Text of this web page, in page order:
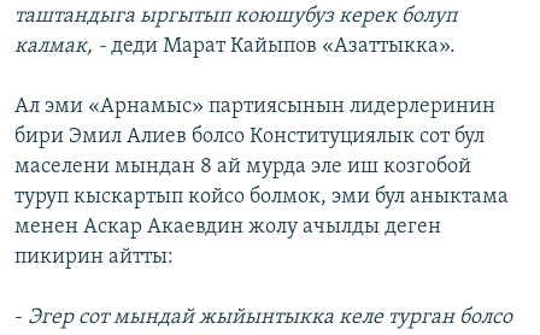
таштандыга ыргытып коюшубуз керек болуп
калмак, - деди Марат Кайыпов «Азаттыкка».
Ал эми «Арнамыс» партиясынын лидерлеринин
бири Эмил Алиев болсо Конституциялык сот бул
маселени мындан 8 ай мурда эле иш козгобой
туруп кыскартып койсо болмок, эми бул аныктама
менен Аскар Акаевдин жолу ачылды деген
пикирин айтты:
- Эгер сот мындай жыйынтыкка келе турган болсо